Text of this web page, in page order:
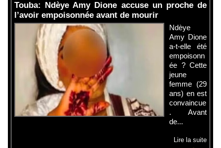
Touba: Ndèye Amy Dione accuse un proche de
l’avoir empoisonnée avant de mourir
Ndèye
Amy Dione
a-t-elle été
empoisonn
ée ? Cette
jeune
femme (29
ans) en est
convaincue
. Avant
de...
Lire la suite